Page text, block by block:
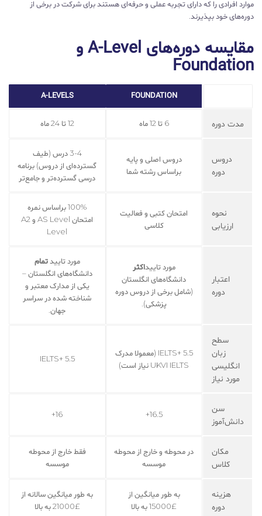
موارد افرادی را که دارای تجربه عملی و حرفه‌ای هستند برای شرکت در برخی از
دوره‌های خود بپذیرند.
مقایسه دوره‌های A-Level و
Foundation
FOUNDATION
A-LEVELS
مدت دوره 6 تا 12 ماه 12 تا 24 ماه
دروس
دوره
دروس اصلی و پایه
براساس رشته شما
3-4 درس (طیف
گسترده‌ای از دروس) برنامه
درسی گسترده‌تر و جامع‌تر
نحوه
ارزیابی
امتحان کتبی و فعالیت
کلاسی
100% براساس نمره
امتحان AS Level و A2
Level
اعتبار
دوره
مورد تاییداکثر
دانشگاه‌های انگلستان
(شامل برخی از دروس دوره
پزشکی).
مورد تاییدتمام
دانشگاه‌های انگلستان –
یکی از مدارک معتبر و
شناخته شده در سراسر
جهان.
سطح
زبان
انگلیسی
مورد نیاز
5.5 +IELTS (معمولا مدرک
UKVI IELTS نیاز است)
5.5 +IELTS
سن
دانش‌آموز
16.5+
16+
مکان
کلاس
در محوطه و خارج از محوطه
موسسه
فقط خارج از محوطه
موسسه
هزینه
دوره
به طور میانگین از
£15000 به بالا
به طور میانگین سالانه از
£21000 به بالا